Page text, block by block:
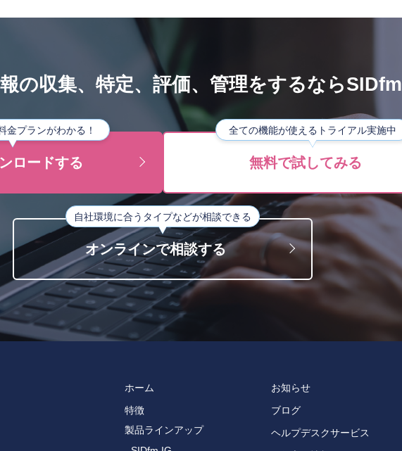
の収集、特定、評価、管理をするならSIDfm
金プランがわかる！
ロードする
全ての機能が使えるトライアル実施中
無料で試してみる
自社環境に合うタイプなどが相談できる
オンラインで相談する
ホーム
特徴
製品ラインアップ
お知らせ
ブログ
ヘルプデスクサービス